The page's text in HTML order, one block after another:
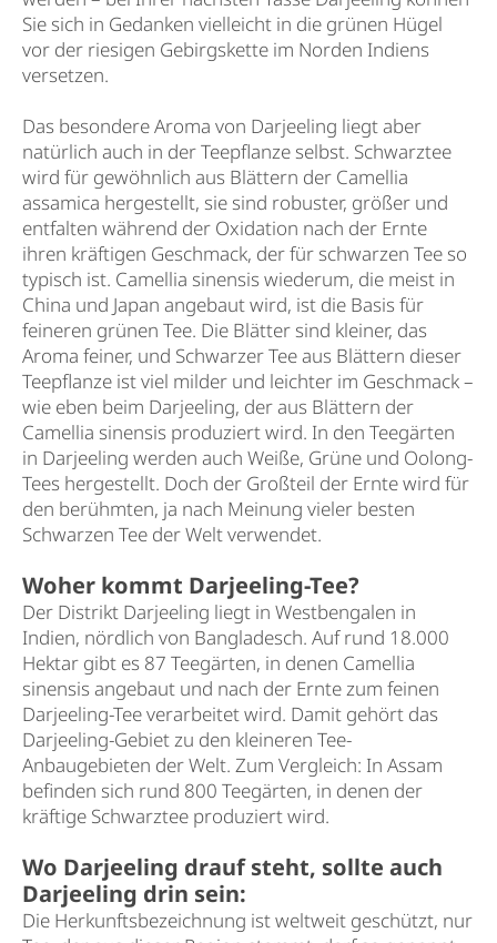
Sie sich in Gedanken vielleicht in die grünen Hügel
vor der riesigen Gebirgskette im Norden Indiens
versetzen.
Das besondere Aroma von Darjeeling liegt aber
natürlich auch in der Teepflanze selbst. Schwarztee
wird für gewöhnlich aus Blättern der Camellia
assamica hergestellt, sie sind robuster, größer und
entfalten während der Oxidation nach der Ernte
ihren kräftigen Geschmack, der für schwarzen Tee so
typisch ist. Camellia sinensis wiederum, die meist in
China und Japan angebaut wird, ist die Basis für
feineren grünen Tee. Die Blätter sind kleiner, das
Aroma feiner, und Schwarzer Tee aus Blättern dieser
Teepflanze ist viel milder und leichter im Geschmack –
wie eben beim Darjeeling, der aus Blättern der
Camellia sinensis produziert wird. In den Teegärten
in Darjeeling werden auch Weiße, Grüne und Oolong-
Tees hergestellt. Doch der Großteil der Ernte wird für
den berühmten, ja nach Meinung vieler besten
Schwarzen Tee der Welt verwendet.
Woher kommt Darjeeling-Tee?
Der Distrikt Darjeeling liegt in Westbengalen in
Indien, nördlich von Bangladesch. Auf rund 18.000
Hektar gibt es 87 Teegärten, in denen Camellia
sinensis angebaut und nach der Ernte zum feinen
Darjeeling-Tee verarbeitet wird. Damit gehört das
Darjeeling-Gebiet zu den kleineren Tee-
Anbaugebieten der Welt. Zum Vergleich: In Assam
befinden sich rund 800 Teegärten, in denen der
kräftige Schwarztee produziert wird.
Wo Darjeeling drauf steht, sollte auch
Darjeeling drin sein:
Die Herkunftsbezeichnung ist weltweit geschützt, nur